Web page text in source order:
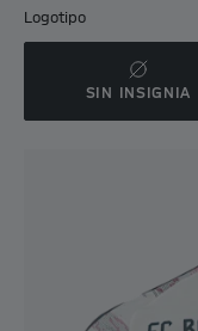
Logotipo
SIN INSIGNIA